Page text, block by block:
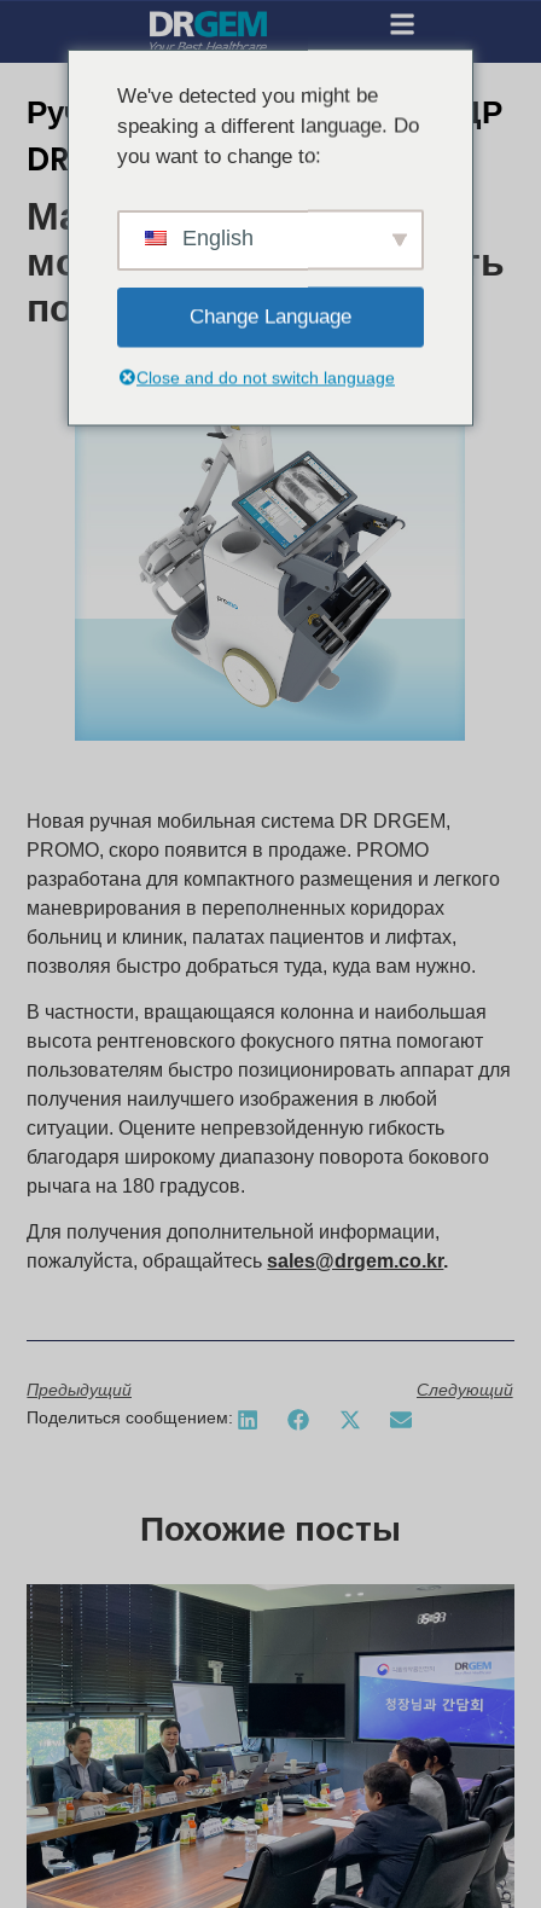
Ручная мобильная система ДР
DRGEM
Максимальная
мобильность и гибкость
позиционирования
Новая ручная мобильная система DR DRGEM,
PROMO, скоро появится в продаже. PROMO
разработана для компактного размещения и легкого
маневрирования в переполненных коридорах
больниц и клиник, палатах пациентов и лифтах,
позволяя быстро добраться туда, куда вам нужно.
В частности, вращающаяся колонна и наибольшая
высота рентгеновского фокусного пятна помогают
пользователям быстро позиционировать аппарат для
получения наилучшего изображения в любой
ситуации. Оцените непревзойденную гибкость
благодаря широкому диапазону поворота бокового
рычага на 180 градусов.
Для получения дополнительной информации,
пожалуйста, обращайтесьsales@drgem.co.kr.
Предыдущий
Следующий
Поделиться сообщением:
Похожие посты
We've detected you might be
speaking a different language. Do
you want to change to:
English
Change Language
Close and do not switch language